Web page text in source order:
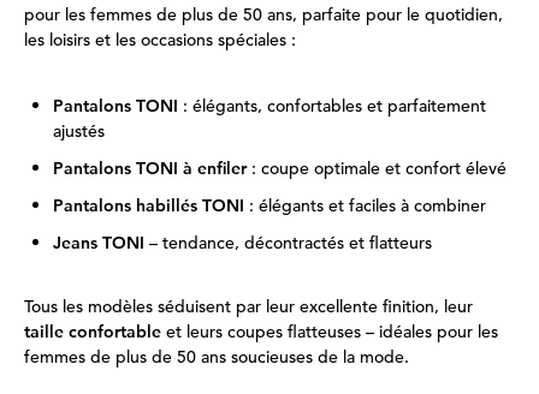
pour les femmes de plus de 50 ans, parfaite pour le quotidien,
les loisirs et les occasions spéciales :
Pantalons TONI : élégants, confortables et parfaitement
ajustés
Pantalons TONI à enfiler: coupe optimale et confort élevé
Pantalons habillés TONI : élégants et faciles à combiner
Jeans TONI – tendance, décontractés et flatteurs
Tous les modèles séduisent par leur excellente finition, leur
taille confortable et leurs coupes flatteuses – idéales pour les
femmes de plus de 50 ans soucieuses de la mode.